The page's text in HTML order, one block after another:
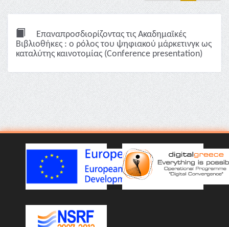
Επαναπροσδιορίζοντας τις Ακαδημαϊκές
Βιβλιοθήκες : ο ρόλος του ψηφιακού μάρκετινγκ ως
καταλύτης καινοτομίας (Conference presentation)